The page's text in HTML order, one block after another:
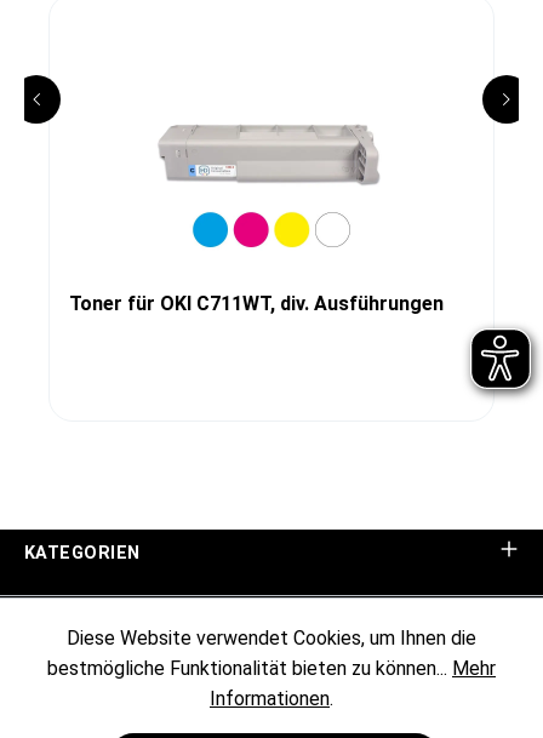
Toner für OKI C711WT, div. Ausführungen
KATEGORIEN
KUNDENINFORMATIONEN
Diese Website verwendet Cookies, um Ihnen die
bestmögliche Funktionalität bieten zu können... Mehr
Informationen.